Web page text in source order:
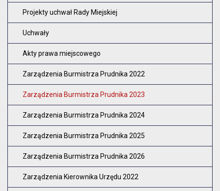
Projekty uchwał Rady Miejskiej
Uchwały
Akty prawa miejscowego
Zarządzenia Burmistrza Prudnika 2022
Zarządzenia Burmistrza Prudnika 2023
Zarządzenia Burmistrza Prudnika 2024
Zarządzenia Burmistrza Prudnika 2025
Zarządzenia Burmistrza Prudnika 2026
Zarządzenia Kierownika Urzędu 2022